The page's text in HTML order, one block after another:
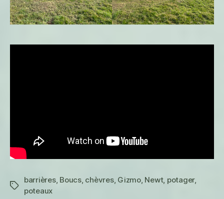
Étiquettes
barrières, Boucs, chèvres, Gizmo, Newt, potager,
poteaux